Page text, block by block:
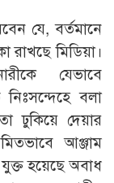
যে, বর্তমানে
রাখছে মিডিয়া।
যেভাবে
বলা
ঢুকিয়ে দেয়ার
আঞ্জাম
হয়েছে অবাধ